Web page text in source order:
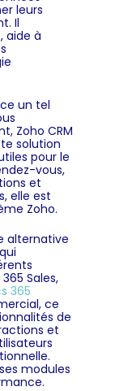
leurs
Il
aide à
un tel
Zoho CRM
solution
pour le
vous,
et
elle est
Zoho.
alternative
Sales,
365
ce
de
et
modules